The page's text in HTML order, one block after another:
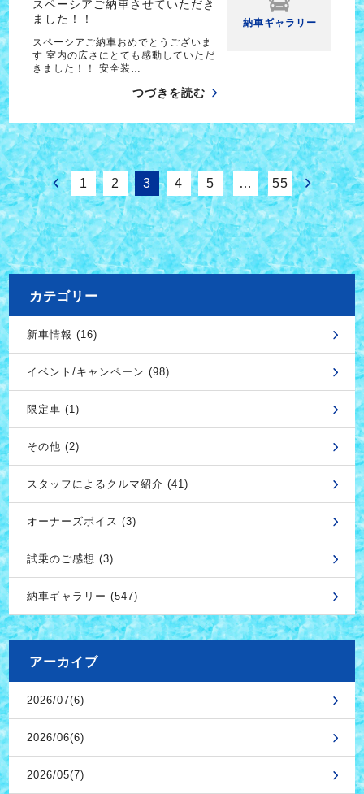
スペーシアご納車させていただき
ました！！
スペーシアご納車おめでとうございま
す 室内の広さにとても感動していただ
きました！！ 安全装…
つづきを読む
納車ギャラリー
1 2 3 4 5 … 55
カテゴリー
新車情報 (16)
イベント/キャンペーン (98)
限定車 (1)
その他 (2)
スタッフによるクルマ紹介 (41)
オーナーズボイス (3)
試乗のご感想 (3)
納車ギャラリー (547)
アーカイブ
2026/07(6)
2026/06(6)
2026/05(7)